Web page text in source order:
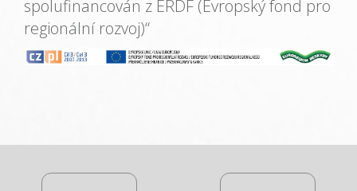
spolufinancován z ERDF (Evropský fond pro
regionální rozvoj)“